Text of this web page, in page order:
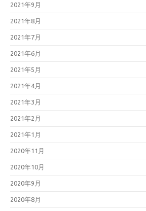
2021年9月
2021年8月
2021年7月
2021年6月
2021年5月
2021年4月
2021年3月
2021年2月
2021年1月
2020年11月
2020年10月
2020年9月
2020年8月